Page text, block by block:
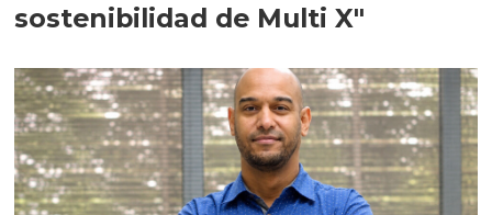
sostenibilidad de Multi X"